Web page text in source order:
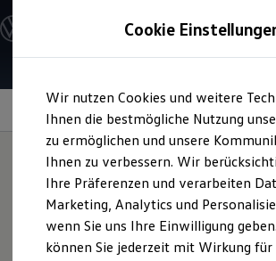
Hauptinhalt
springen
Footer
springen
Modelle und Konfigurator
Konfigurator
Modelle vergleichen
Elektroautos
ENERGY Sondermodelle
Nutzfahrzeuge
SUV und CUV
Familienautos
Kombis
Kompaktwagen
Sportwagen
Schnell verfügbare Fahrzeuge
Angebote und Produkte
Fahrerassistenzsysteme
m Überblick:
Cookie
Wir nutzen Cookies und weitere
Ihnen die bestmögliche Nutzung
zu ermöglichen und unsere
Ihnen zu verbessern. Wir
Ihre Präferenzen und verarbeiten
Marketing, Analytics und
wenn Sie uns Ihre Einwilligung
können Sie jederzeit mit Wirkung